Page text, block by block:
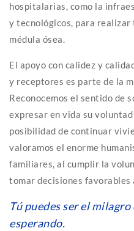
hospitalarias, como la
y tecnológicos, para
médula ósea.
El apoyo con calidez y
y receptores es parte de la
Reconocemos el sentido de
expresar en vida su
posibilidad de continuar
valoramos el enorme
familiares, al cumplir la
tomar decisiones favorables
Tú puedes ser el
esperando.